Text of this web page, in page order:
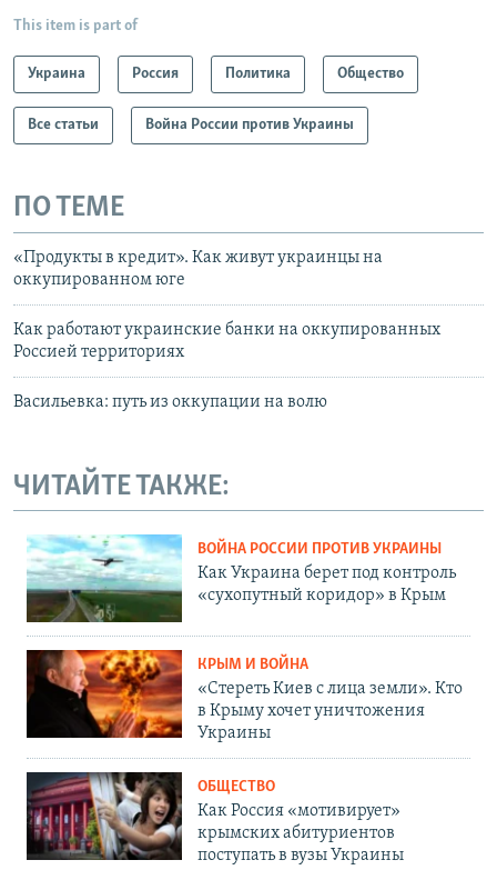
This item is part of
Украина Россия Политика Общество
Все статьи Война России против Украины
ПО ТЕМЕ
«Продукты в кредит». Как живут украинцы на
оккупированном юге
Как работают украинские банки на оккупированных
Россией территориях
Васильевка: путь из оккупации на волю
ЧИТАЙТЕ ТАКЖЕ:
ВОЙНА РОССИИ ПРОТИВ УКРАИНЫ
Как Украина берет под контроль
«сухопутный коридор» в Крым
КРЫМ И ВОЙНА
«Стереть Киев с лица земли». Кто
в Крыму хочет уничтожения
Украины
ОБЩЕСТВО
Как Россия «мотивирует»
крымских абитуриентов
поступать в вузы Украины